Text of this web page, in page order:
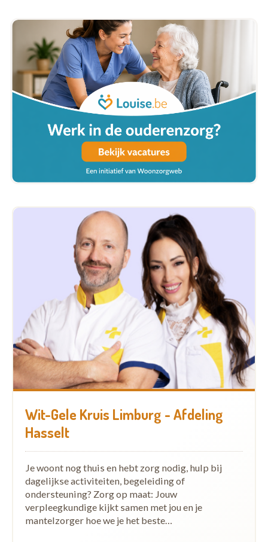
Wit-Gele Kruis Limburg - Afdeling
Hasselt
Je woont nog thuis en hebt zorg nodig, hulp bij
dagelijkse activiteiten, begeleiding of
ondersteuning? Zorg op maat: Jouw
verpleegkundige kijkt samen met jou en je
mantelzorger hoe we je het beste…